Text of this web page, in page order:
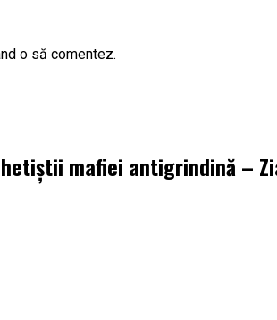
o să comentez.
mafiei antigrindină –